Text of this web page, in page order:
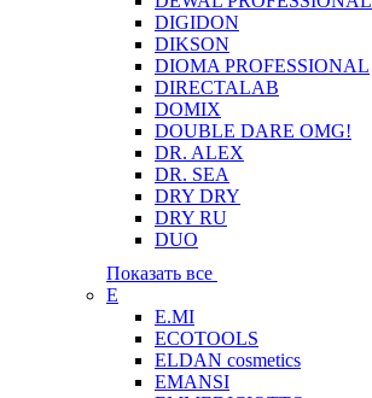
DIGIDON
DIKSON
DIOMA PROFESSIONAL
DIRECTALAB
DOMIX
DOUBLE DARE OMG!
DR. ALEX
DR. SEA
DRY DRY
DRY RU
DUO
Показать все
E
E.MI
ECOTOOLS
ELDAN cosmetics
EMANSI